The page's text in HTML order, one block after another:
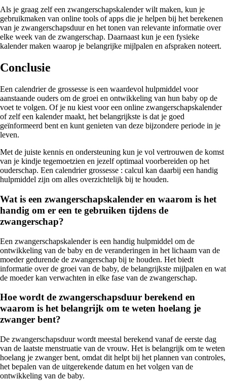
Als je graag zelf een zwangerschapskalender wilt maken, kun je
gebruikmaken van online tools of apps die je helpen bij het berekenen
van je zwangerschapsduur en het tonen van relevante informatie over
elke week van de zwangerschap. Daarnaast kun je een fysieke
kalender maken waarop je belangrijke mijlpalen en afspraken noteert.
Conclusie
Een calendrier de grossesse is een waardevol hulpmiddel voor
aanstaande ouders om de groei en ontwikkeling van hun baby op de
voet te volgen. Of je nu kiest voor een online zwangerschapskalender
of zelf een kalender maakt, het belangrijkste is dat je goed
geïnformeerd bent en kunt genieten van deze bijzondere periode in je
leven.
Met de juiste kennis en ondersteuning kun je vol vertrouwen de komst
van je kindje tegemoetzien en jezelf optimaal voorbereiden op het
ouderschap. Een calendrier grossesse : calcul kan daarbij een handig
hulpmiddel zijn om alles overzichtelijk bij te houden.
Wat is een zwangerschapskalender en waarom is het
handig om er een te gebruiken tijdens de
zwangerschap?
Een zwangerschapskalender is een handig hulpmiddel om de
ontwikkeling van de baby en de veranderingen in het lichaam van de
moeder gedurende de zwangerschap bij te houden. Het biedt
informatie over de groei van de baby, de belangrijkste mijlpalen en wat
de moeder kan verwachten in elke fase van de zwangerschap.
Hoe wordt de zwangerschapsduur berekend en
waarom is het belangrijk om te weten hoelang je
zwanger bent?
De zwangerschapsduur wordt meestal berekend vanaf de eerste dag
van de laatste menstruatie van de vrouw. Het is belangrijk om te weten
hoelang je zwanger bent, omdat dit helpt bij het plannen van controles,
het bepalen van de uitgerekende datum en het volgen van de
ontwikkeling van de baby.